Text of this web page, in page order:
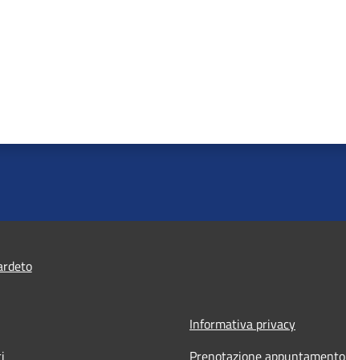
Informativa privacy
Prenotazione appuntamento